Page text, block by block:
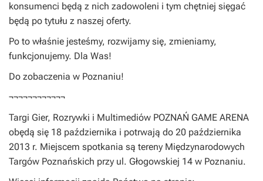
konsumenci będą z nich zadowoleni i tym chętniej sięgać
będą po tytułu z naszej oferty.
Po to właśnie jesteśmy, rozwijamy się, zmieniamy,
funkcjonujemy. Dla Was!
Do zobaczenia w Poznaniu!
¬¬¬¬¬¬¬¬¬¬¬¬
Targi Gier, Rozrywki i Multimediów POZNAŃ GAME ARENA
obędą się 18 października i potrwają do 20 października
2013 r. Miejscem spotkania są tereny Międzynarodowych
Targów Poznańskich przy ul. Głogowskiej 14 w Poznaniu.